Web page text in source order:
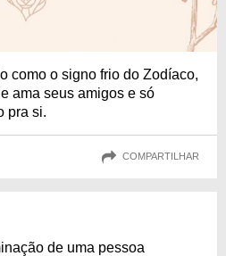
como o signo frio do Zodíaco,
ama seus amigos e só
pra si.
COMPARTILHAR
de uma pessoa